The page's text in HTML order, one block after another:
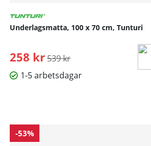
Underlagsmatta, 100 x 70 cm, Tunturi
258 kr Ordinarie pris:
539 kr
1-5 arbetsdagar
-53%